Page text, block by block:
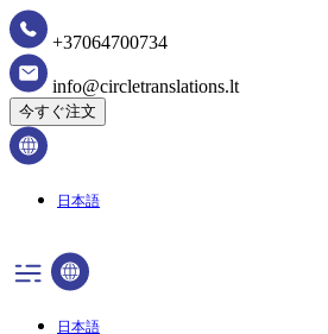
+37064700734
info@circletranslations.lt
今すぐ注文
日本語
日本語